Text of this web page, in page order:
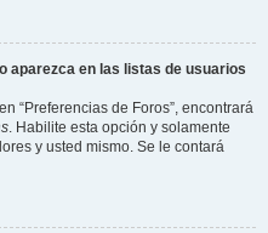
aparezca en las listas de usuarios
“Preferencias de Foros”, encontrará
. Habilite esta opción y solamente
y usted mismo. Se le contará